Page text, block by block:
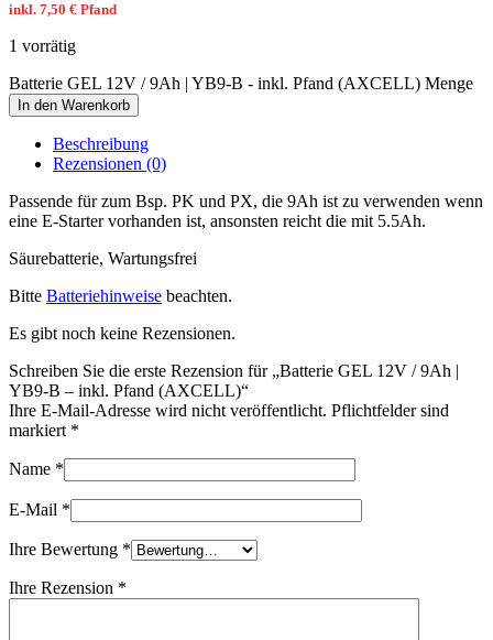
inkl. 7,50 € Pfand
1 vorrätig
Batterie GEL 12V / 9Ah | YB9-B - inkl. Pfand (AXCELL) Menge
In den Warenkorb
Beschreibung
Rezensionen (0)
Passende für zum Bsp. PK und PX, die 9Ah ist zu verwenden wenn
eine E-Starter vorhanden ist, ansonsten reicht die mit 5.5Ah.
Säurebatterie, Wartungsfrei
Bitte Batteriehinweise beachten.
Es gibt noch keine Rezensionen.
Schreiben Sie die erste Rezension für „Batterie GEL 12V / 9Ah |
YB9-B – inkl. Pfand (AXCELL)“
Ihre E-Mail-Adresse wird nicht veröffentlicht. Pflichtfelder sind
markiert *
Name *
E-Mail *
Ihre Bewertung *
Ihre Rezension *